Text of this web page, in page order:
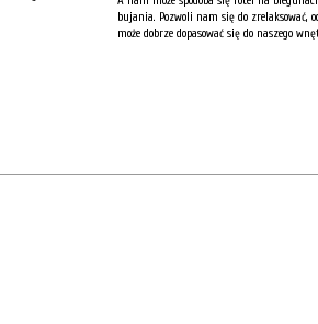
bujania. Pozwoli nam się do zrelaksować,
może dobrze dopasować się do naszego